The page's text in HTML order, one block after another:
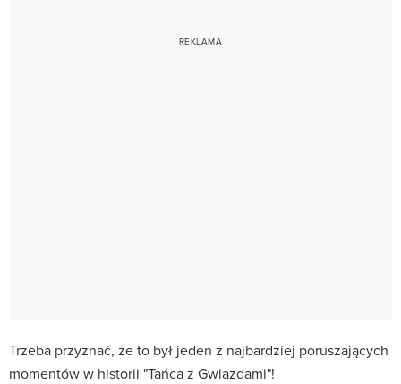
Trzeba przyznać, że to był jeden z najbardziej poruszających
momentów w historii "Tańca z Gwiazdami"!